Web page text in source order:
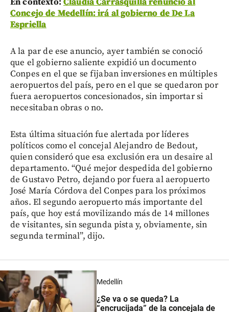
Concejo de Medellín: irá al gobierno de De La
Espriella
A la par de ese anuncio, ayer también se conoció
que el gobierno saliente expidió un documento
Conpes en el que se fijaban inversiones en múltiples
aeropuertos del país, pero en el que se quedaron por
fuera aeropuertos concesionados, sin importar si
necesitaban obras o no.
Esta última situación fue alertada por líderes
políticos como el concejal Alejandro de Bedout,
quien consideró que esa exclusión era un desaire al
departamento. “Qué mejor despedida del gobierno
de Gustavo Petro, dejando por fuera al aeropuerto
José María Córdova del Conpes para los próximos
años. El segundo aeropuerto más importante del
país, que hoy está movilizando más de 14 millones
de visitantes, sin segunda pista y, obviamente, sin
segunda terminal”, dijo.
Medellín
¿Se va o se queda? La
“encrucijada” de la concejala de